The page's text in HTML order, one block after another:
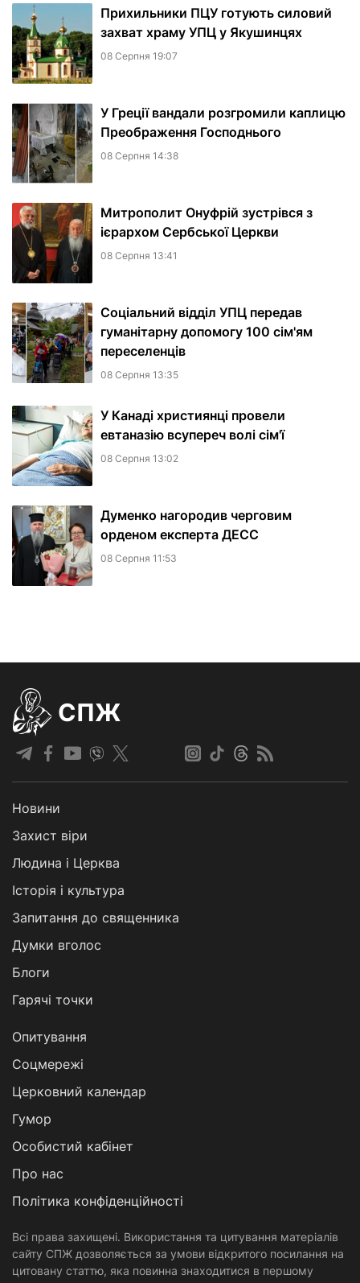
Прихильники ПЦУ готують силовий
захват храму УПЦ у Якушинцях
08 Серпня 19:07
У Греції вандали розгромили каплицю
Преображення Господнього
08 Серпня 14:38
Митрополит Онуфрій зустрівся з
ієрархом Сербської Церкви
08 Серпня 13:41
Соціальний відділ УПЦ передав
гуманітарну допомогу 100 сім'ям
переселенців
08 Серпня 13:35
У Канаді християнці провели
евтаназію всупереч волі сім'ї
08 Серпня 13:02
Думенко нагородив черговим
орденом експерта ДЕСС
08 Серпня 11:53
СПЖ
Новини
Захист віри
Людина і Церква
Історія і культура
Запитання до священника
Думки вголос
Блоги
Гарячі точки
Опитування
Соцмережі
Церковний календар
Гумор
Особистий кабінет
Про нас
Політика конфіденційності
Всі права захищені. Використання та цитування матеріалів
сайту СПЖ дозволяється за умови відкритого посилання на
цитовану статтю, яка повинна знаходитися в першому